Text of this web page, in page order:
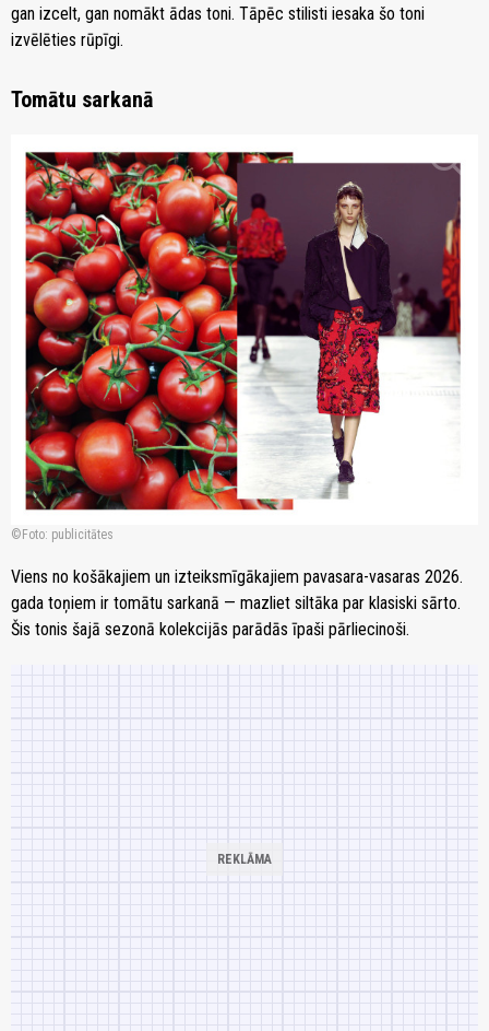
gan izcelt, gan nomākt ādas toni. Tāpēc stilisti iesaka šo toni
izvēlēties rūpīgi.
Tomātu sarkanā
zoom_in
Foto: publicitātes
Viens no košākajiem un izteiksmīgākajiem pavasara-vasaras 2026.
gada toņiem ir tomātu sarkanā — mazliet siltāka par klasiski sārto.
Šis tonis šajā sezonā kolekcijās parādās īpaši pārliecinoši.